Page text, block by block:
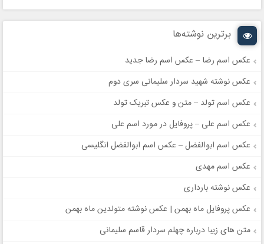
برترین نوشته‌ها
عکس اسم رضا – عکس اسم رضا جدید
عکس نوشته شهید سردار سلیمانی سری دوم
عکس اسم تولد – متن و عکس تبریک تولد
عکس اسم علی – پروفایل در مورد اسم علی
عکس اسم ابوالفضل – عکس اسم ابوالفضل انگلیسی
عکس اسم مهدی
عکس نوشته بارداری
عکس پروفایل ماه بهمن | عکس نوشته متولدین ماه بهمن
متن های زیبا درباره چهلم سردار قاسم سلیمانی